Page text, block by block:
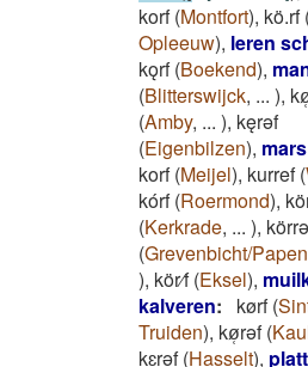
korf(Montfort), kö.rf
Opleeuw), leren
kǫrf(Boekend),
(Blitterswijck, ... ),
(Amby, ... ), kęrǝf
(Eigenbilzen),
korf(Meijel), kurref(
kórf(Roermond),
(Kerkrade, ... ),
(Grevenbicht/
), kör⁄f(Eksel),
kalveren: kørf(
Truiden), kø̜rǝf(
kɛrǝf(Hasselt),